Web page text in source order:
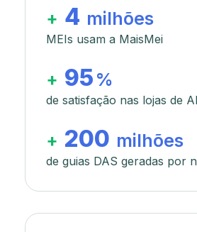
+ 4 milhões
MEIs usam a MaisMei
+ 95 %
de satisfação nas lojas de
+ 200 milhões
de guias DAS geradas por